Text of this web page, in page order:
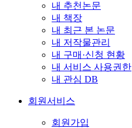
내 추천논문
내 책장
내 최근 본 논문
내 저작물관리
내 구매·신청 현황
내 서비스 사용권한
내 관심 DB
회원서비스
회원가입